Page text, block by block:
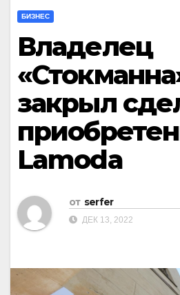
БИЗНЕС
Владелец
закрыл
Lamoda
от serfer
ДЕК 13, 2022